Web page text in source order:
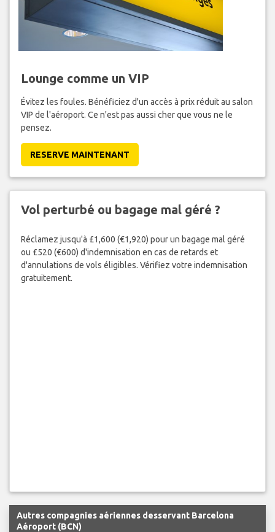
Lounge comme un VIP
Évitez les foules. Bénéficiez d'un accès à prix réduit au salon
VIP de l'aéroport. Ce n'est pas aussi cher que vous ne le
pensez.
RESERVE MAINTENANT
Vol perturbé ou bagage mal géré ?
Réclamez jusqu'à £1,600 (€1,920) pour un bagage mal géré
ou £520 (€600) d'indemnisation en cas de retards et
d'annulations de vols éligibles. Vérifiez votre indemnisation
gratuitement.
Autres compagnies aériennes desservant Barcelona
Aéroport (BCN)